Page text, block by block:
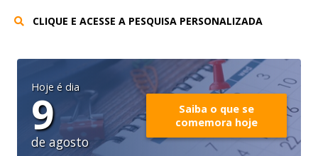
CLIQUE E ACESSE A PESQUISA PERSONALIZADA
Hoje é dia
9
de agosto
Saiba o que se
comemora hoje